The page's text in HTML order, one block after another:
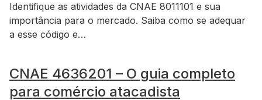
Identifique as atividades da CNAE 8011101 e sua
importância para o mercado. Saiba como se adequar
a esse código e…
CNAE 4636201 – O guia completo
para comércio atacadista